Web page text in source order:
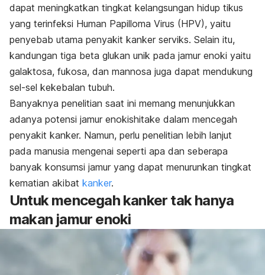
dapat meningkatkan tingkat kelangsungan hidup tikus
yang terinfeksi Human Papilloma Virus (HPV), yaitu
penyebab utama penyakit kanker serviks. Selain itu,
kandungan tiga beta glukan unik pada jamur enoki yaitu
galaktosa, fukosa, dan mannosa juga dapat mendukung
sel-sel kekebalan tubuh.
Banyaknya penelitian saat ini memang menunjukkan
adanya potensi jamur enokishitake dalam mencegah
penyakit kanker. Namun, perlu penelitian lebih lanjut
pada manusia mengenai seperti apa dan seberapa
banyak konsumsi jamur yang dapat menurunkan tingkat
kematian akibat kanker.
Untuk mencegah kanker tak hanya
makan jamur enoki